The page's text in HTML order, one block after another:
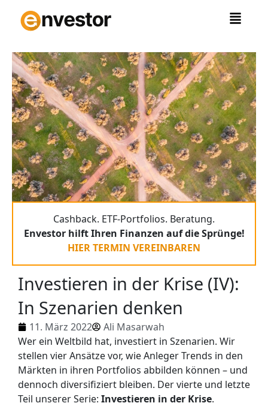
Inhalt
springen
Cashback. ETF-Portfolios. Beratung.
Envestor hilft Ihren Finanzen auf die Sprünge!
HIER TERMIN VEREINBAREN
Investieren in der Krise (IV):
In Szenarien denken
11. März 2022
Ali Masarwah
Wer ein Weltbild hat, investiert in Szenarien. Wir
stellen vier Ansätze vor, wie Anleger Trends in den
Märkten in ihren Portfolios abbilden können – und
dennoch diversifiziert bleiben. Der vierte und letzte
Teil unserer Serie: Investieren in der Krise.